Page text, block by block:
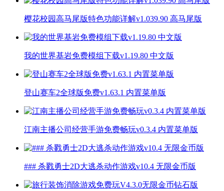
樱花校园高马尾版特色功能详解v1.039.90 高马尾版
我的世界基岩免费模组下载v1.19.80 中文版
登山赛车2全球版免费v1.63.1 内置菜单版
江南主播公司经营手游免费畅玩v0.3.4 内置菜单版
### 杀戮勇士2D大逃杀动作游戏v10.4 无限金币版